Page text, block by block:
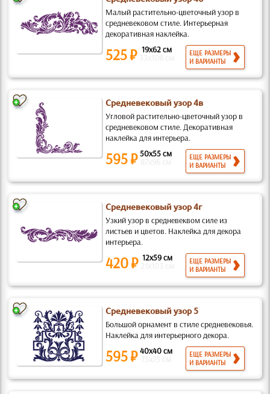
Малый растительно-цветочный узор в
средневековом стиле. Интерьерная
декоративная наклейка.
525 ₽ 19x62 см
ЕЩЕ РАЗМЕРЫ
И ВАРИАНТЫ
Средневековый узор 4в
Угловой растительно-цветочный узор в
средневековом стиле. Декоративная
наклейка для интерьера.
595 ₽50x55 см
ЕЩЕ РАЗМЕРЫ
И ВАРИАНТЫ
Средневековый узор 4г
Узкий узор в средневеквом силе из
листьев и цветов. Наклейка для декора
интерьера.
420 ₽ 12x59 см
ЕЩЕ РАЗМЕРЫ
И ВАРИАНТЫ
Средневековый узор 5
Большой орнамент в стиле средневековья.
Наклейка для интерьерного декора.
595 ₽40x40 см
ЕЩЕ РАЗМЕРЫ
И ВАРИАНТЫ